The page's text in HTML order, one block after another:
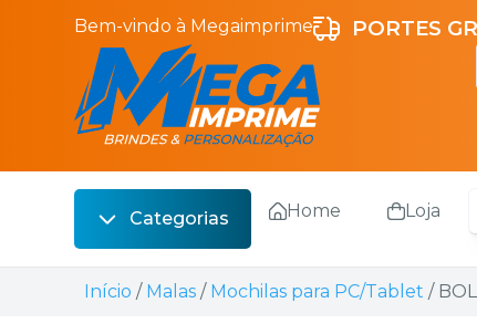
Bem-vindo à Megaimprime PORTES
Categorias
Escrita
Bebidas
Home Loja
Início / Malas / Mochilas para PC/Tablet /